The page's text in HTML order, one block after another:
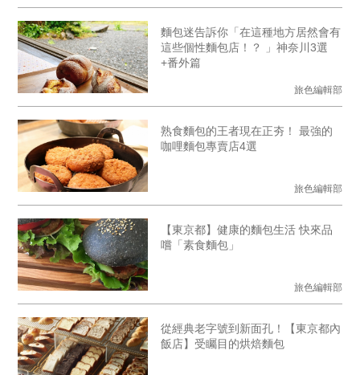
麵包迷告訴你「在這種地方居然會有
這些個性麵包店！？ 」神奈川3選
+番外篇
旅色編輯部
熟食麵包的王者現在正夯！ 最強的
咖哩麵包專賣店4選
旅色編輯部
【東京都】健康的麵包生活 快來品
嚐「素食麵包」
旅色編輯部
從經典老字號到新面孔！【東京都內
飯店】受矚目的烘焙麵包